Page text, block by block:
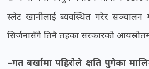
स्लेट खानीलाई ब्यवस्थित गरेर सञ्चालन
सिर्जनासँगै तिनै तहका सरकारको
–गत बर्खामा पहिरोले क्षति पुगेका